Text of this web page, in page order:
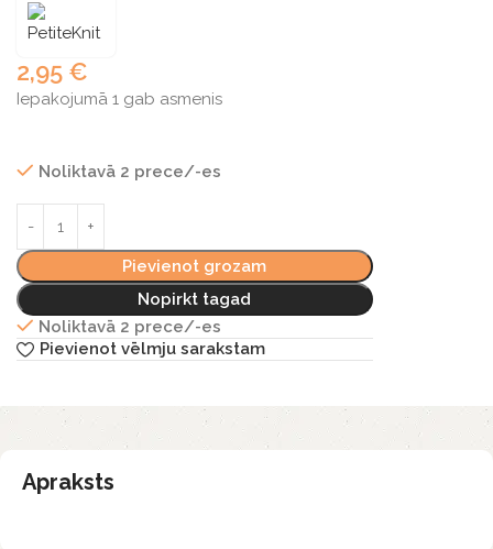
2,95 €
Iepakojumā 1 gab asmenis
Noliktavā 2 prece/-es
Pievienot grozam
Nopirkt tagad
Noliktavā 2 prece/-es
Pievienot vēlmju sarakstam
Apraksts